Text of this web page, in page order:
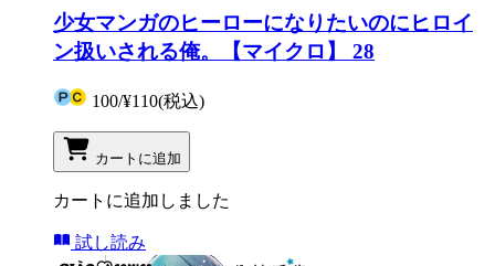
少女マンガのヒーローになりたいのにヒロイ
ン扱いされる俺。【マイクロ】 28
100/¥110(税込)
カートに追加
カートに追加しました
試し読み